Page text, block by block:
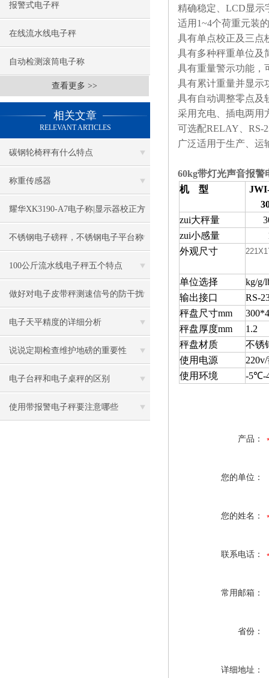
报警式电子秤
在线流水线电子秤
自动检测滚筒电子称
查看更多 >>
相关文章
RELEVANT ARTICLES
碳钢轮椅秤有什么特点
称重传感器
耀华XK3190-A7电子称|显示器校正方
法
不锈钢电子磅秤，不锈钢电子平台称
100公斤流水线电子秤五个特点
做好对电子皮带秤测速信号的防干扰
工作
电子天平精度的详细分析
说说定期检查维护地磅的重要性
电子台秤和电子桌秤的区别
使用带报警电子秤要注意哪些
精确稳定、 LCD显示
适用 1~4个荷重元装
具有单点校正及三点
具有多种秤重单位及
具有重量警示功能，
具有累计重量并显示
具有自动调整零点及
采用充电、插电两用
可选配RELAY
RS-
广泛适用于生产、运
60kg带灯光声音报警
机 型
zui大秤量
zui小感量
外观尺寸
单位选择
kg/g/
输出接口
RS-
秤盘尺寸mm
秤盘厚度mm
1.2
秤盘材质
不锈
使用电源
220v/
使用环境
-5℃-
产品：
您的单位：
您的姓名：
联系电话：
常用邮箱：
省份：
详细地址：